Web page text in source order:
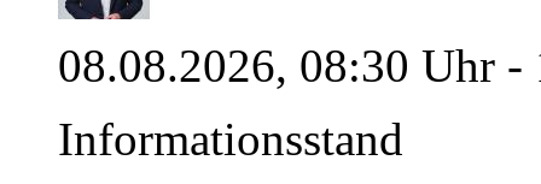
08.08.2026, 08:30 Uhr -
Informationsstand